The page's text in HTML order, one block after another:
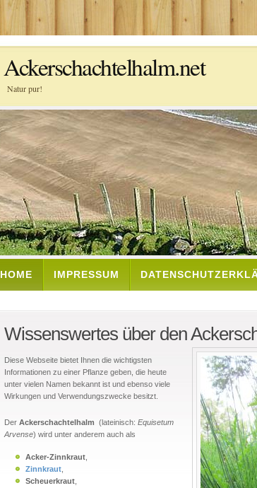
Ackerschachtelhalm.net
Natur pur!
HOME IMPRESSUM
Wissenswertes über den
Diese Webseite bietet Ihnen die wichtigsten
Informationen zu einer Pflanze geben, die heute
unter vielen Namen bekannt ist und ebenso viele
Wirkungen und Verwendungszwecke besitzt.
Der Ackerschachtelhalm (lateinisch: Equisetum
Arvense) wird unter anderem auch als
Acker-Zinnkraut
Zinnkraut
Scheuerkraut